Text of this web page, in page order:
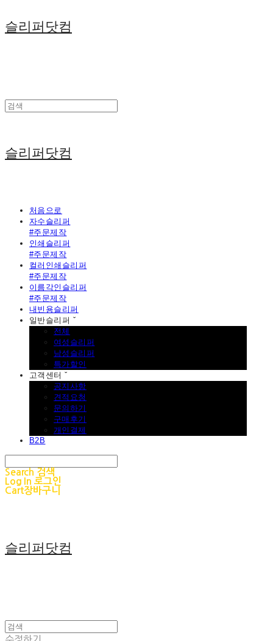
슬리퍼닷컴
슬리퍼닷컴
처음으로
자수슬리퍼
#주문제작
인쇄슬리퍼
#주문제작
컬러인쇄슬리퍼
#주문제작
이름각인슬리퍼
#주문제작
내빈용슬리퍼
일반슬리퍼 ˇ
전체
여성슬리퍼
남성슬리퍼
특가할인
고객센터 ˇ
공지사항
견적요청
문의하기
구매후기
개인결제
B2B
Search 검색
Log In 로그인
Cart장바구니
슬리퍼닷컴